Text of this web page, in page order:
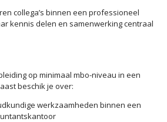
collega’s binnen een professioneel
kennis delen en samenwerking centraal
op minimaal mbo-niveau in een
beschik je over:
werkzaamheden binnen een